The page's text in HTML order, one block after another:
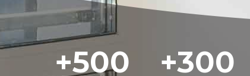
+500 +300